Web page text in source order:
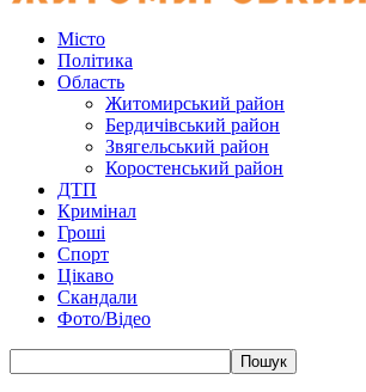
Місто
Політика
Область
Житомирський район
Бердичівський район
Звягельський район
Коростенський район
ДТП
Кримінал
Гроші
Спорт
Цікаво
Скандали
Фото/Відео